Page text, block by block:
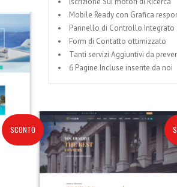
Mobile Ready con Grafica
Pannello di Controllo Integrato
Form di Contatto ottimizzato
Tanti servizi Aggiuntivi da
6 Pagine Incluse inserite da noi
SCONTO